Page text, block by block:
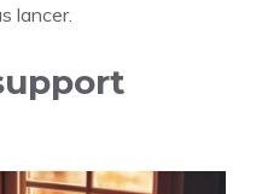
lancer.